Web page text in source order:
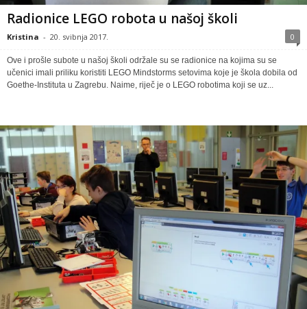
Radionice LEGO robota u našoj školi
Kristina - 20. svibnja 2017. 0
Ove i prošle subote u našoj školi održale su se radionice na kojima su se
učenici imali priliku koristiti LEGO Mindstorms setovima koje je škola dobila od
Goethe-Instituta u Zagrebu. Naime, riječ je o LEGO robotima koji se uz...